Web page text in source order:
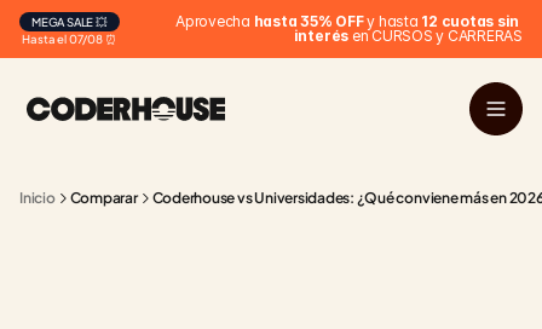
Hasta el 07/08 ⏰
MEGA SALE 💥 Aprovecha hasta 35% OFF y hasta 12 cuotas sin
interés en CURSOS y CARRERAS
Inicio Comparar Coderhouse vs Universidades: ¿Qué conviene más en